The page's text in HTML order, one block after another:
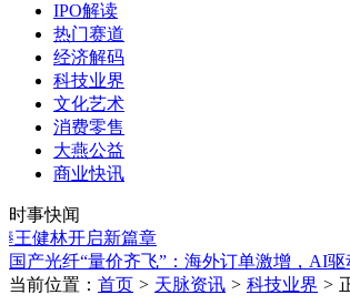
IPO解读
热门赛道
经济解码
科技业界
文化艺术
消费零售
大燕公益
商业快讯
时事快闻
林开启新篇章
蔚来全国布局8766座充换电站，换电服务突
格莱珉银行与新希望金融科技携手，共探数
杭州欢聚食客：以诚信品质筑基 获多项
国产光纤“量价齐飞”：海外订单激增，AI
连锁经营进化论：从门店复制到价值共生，
当前位置： 首页 > 天脉资讯 > 科技业界 >